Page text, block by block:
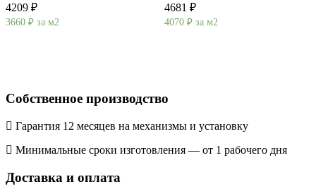
4209 ₽
3660 ₽ за м2
4681 ₽
4070 ₽ за м2
Собственное производство
Гарантия 12 месяцев на механизмы и установку
Минимальные сроки изготовления — от 1 рабочего дня
Доставка и оплата